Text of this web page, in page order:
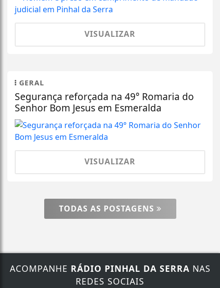
VISUALIZAR
GERAL
Segurança reforçada na 49° Romaria do
Senhor Bom Jesus em Esmeralda
VISUALIZAR
TODAS AS POSTAGENS
ACOMPANHE RÁDIO PINHAL DA SERRA NAS
REDES SOCIAIS